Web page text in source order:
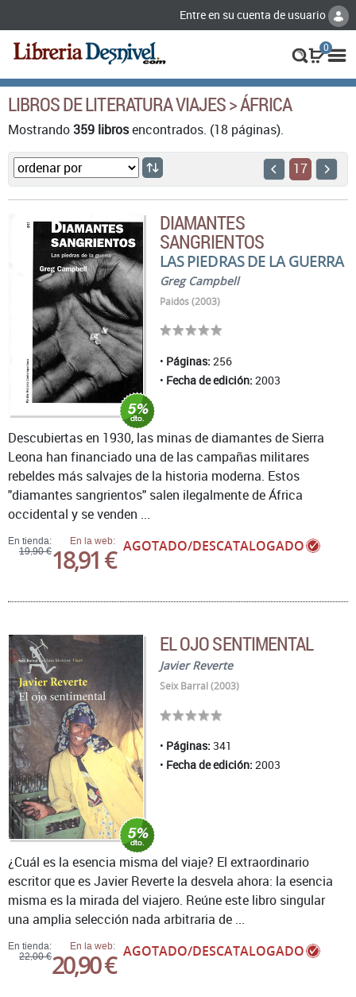
Entre en su cuenta de usuario
0
LIBROS DE LITERATURA VIAJES > ÁFRICA
Mostrando359 librosencontrados. (18 páginas).
17
DIAMANTES
SANGRIENTOS
LAS PIEDRAS DE LA GUERRA
Greg Campbell
Paidós (2003)
Páginas: 256
Fecha de edición: 2003
En tienda:
19,90 €
En la web:
18,91 € AGOTADO/DESCATALOGADO
Descubiertas en 1930, las minas de diamantes de Sierra
Leona han financiado una de las campañas militares
rebeldes más salvajes de la historia moderna. Estos
"diamantes sangrientos" salen ilegalmente de África
occidental y se venden ...
EL OJO SENTIMENTAL
Javier Reverte
Seix Barral (2003)
Páginas: 341
Fecha de edición: 2003
En tienda:
22,00 €
En la web:
20,90 € AGOTADO/DESCATALOGADO
¿Cuál es la esencia misma del viaje? El extraordinario
escritor que es Javier Reverte la desvela ahora: la esencia
misma es la mirada del viajero. Reúne este libro singular
una amplia selección nada arbitraria de ...